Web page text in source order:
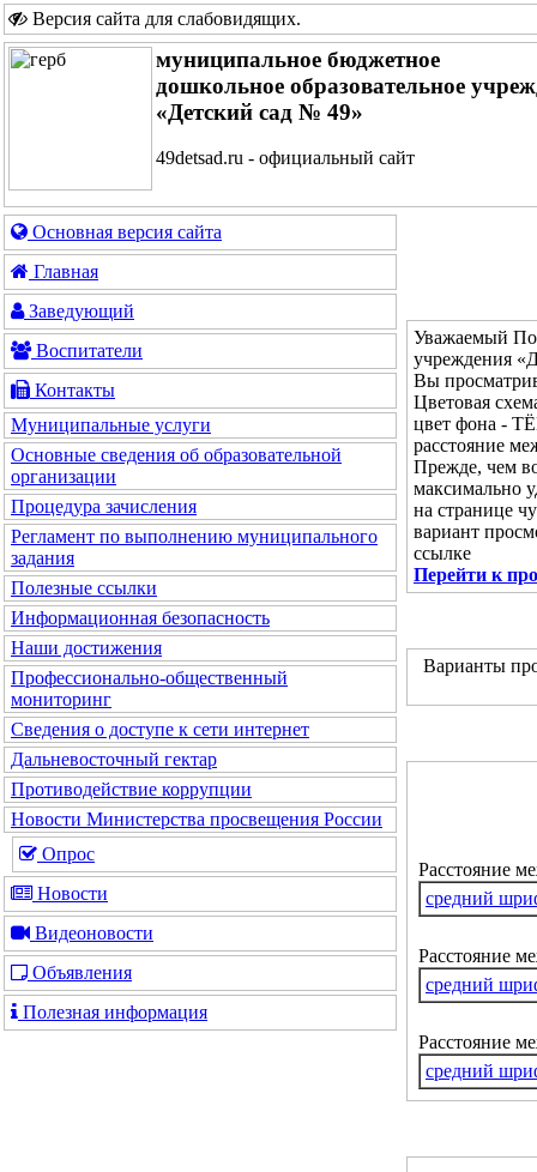
Версия сайта для слабовидящих.
муниципальное бюджетное
дошкольное образовательное
«Детский сад № 49»
49detsad.ru - официальный сайт
Основная версия сайта
Главная
Заведующий
Воспитатели
Контакты
Муниципальные услуги
Основные сведения об образовательной
организации
Процедура зачисления
Регламент по выполнению муниципального
задания
Полезные ссылки
Информационная безопасность
Наши достижения
Профессионально-общественный
мониторинг
Сведения о доступе к сети интернет
Дальневосточный гектар
Противодействие коррупции
Новости Министерства просвещения России
Опрос
Новости
Видеоновости
Объявления
Полезная информация
Уважаемый
учреждения
Вы
Цветовая
цвет фона -
расстояние
Прежде, чем
максимально
на странице
вариант
ссылке
Перейти к
Варианты
Расстояние
средний
Расстояние
средний
Расстояние
средний